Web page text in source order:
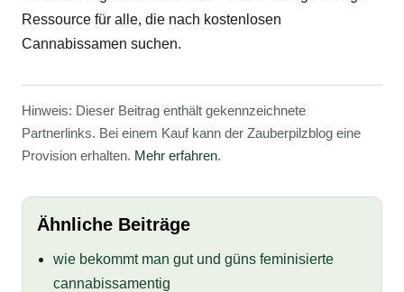
Ressource für alle, die nach kostenlosen
Cannabissamen suchen.
Hinweis: Dieser Beitrag enthält gekennzeichnete
Partnerlinks. Bei einem Kauf kann der Zauberpilzblog eine
Provision erhalten. Mehr erfahren.
Ähnliche Beiträge
wie bekommt man gut und güns feminisierte
cannabissamentig